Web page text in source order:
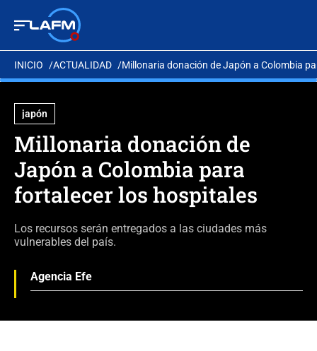
INICIO ACTUALIDAD Millonaria donación de Japón a Colombia
japón
Millonaria donación de
Japón a Colombia para
fortalecer los hospitales
Los recursos serán entregados a las ciudades más
vulnerables del país.
Agencia Efe